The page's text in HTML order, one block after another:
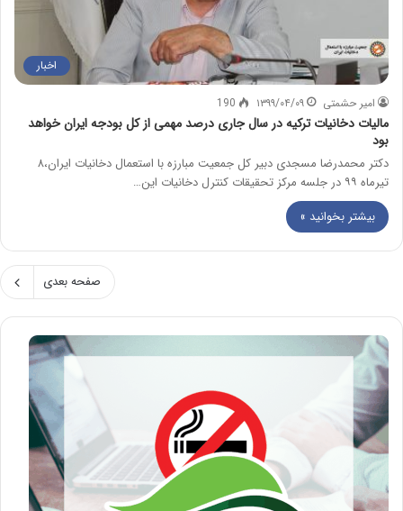
اخبار
امیر حشمتی ۱۳۹۹/۰۴/۰۹ 190
مالیات دخانیات ترکیه در سال جاری درصد مهمی از کل بودجه ایران خواهد
بود
دکتر محمدرضا مسجدی دبیر کل جمعیت مبارزه با استعمال دخانیات ایران،۸
تیرماه ۹۹ در جلسه مرکز تحقیقات کنترل دخانیات این…
بیشتر بخوانید »
صفحه بعدی